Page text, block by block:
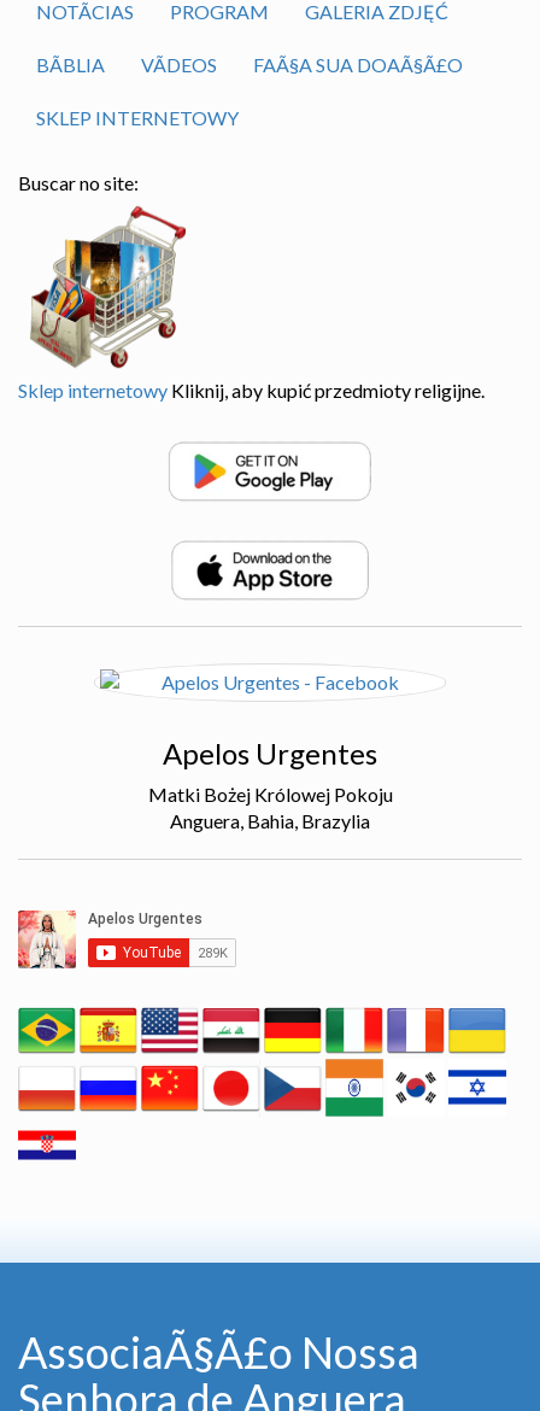
NOTÃ­CIAS PROGRAM GALERIA ZDJĘĆ
BÃ­BLIA VÃ­DEOS FAÃ§A SUA DOAÃ§Ã£O
SKLEP INTERNETOWY
Buscar no site:
Sklep internetowy Kliknij, aby kupić przedmioty religijne.
Apelos Urgentes
Matki Bożej Królowej Pokoju
Anguera, Bahia, Brazylia
AssociaÃ§Ã£o Nossa
Senhora de Anguera